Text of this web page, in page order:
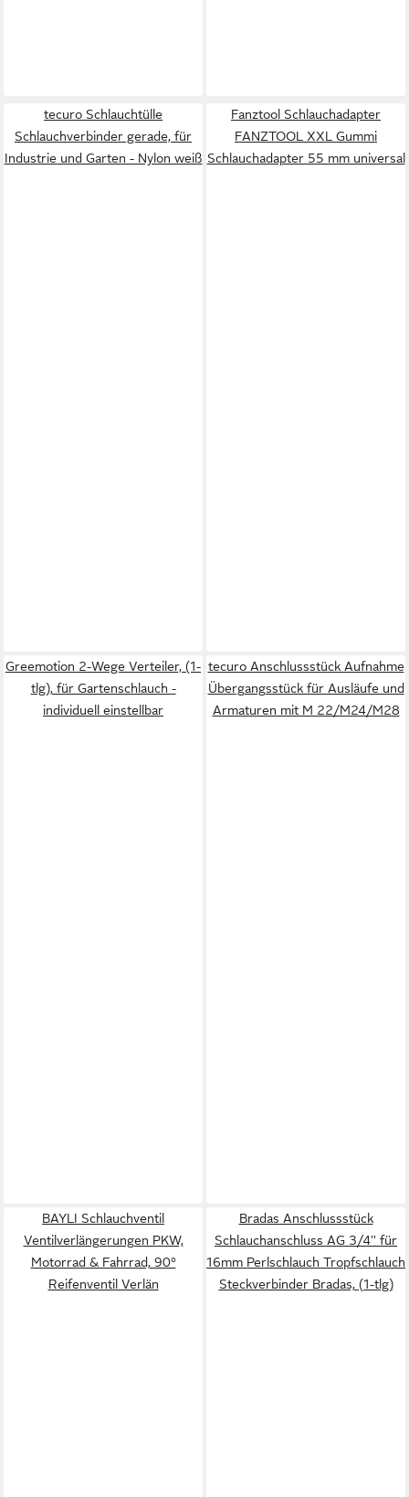
tecuro Schlauchtülle
Schlauchverbinder gerade, für
Industrie und Garten - Nylon weiß
Fanztool Schlauchadapter
FANZTOOL XXL Gummi
Schlauchadapter 55 mm universal
Greemotion 2-Wege Verteiler, (1-
tlg), für Gartenschlauch -
individuell einstellbar
tecuro Anschlussstück Aufnahme
Übergangsstück für Ausläufe und
Armaturen mit M 22/M24/M28
BAYLI Schlauchventil
Ventilverlängerungen PKW,
Motorrad & Fahrrad, 90°
Reifenventil Verlän
Bradas Anschlussstück
Schlauchanschluss AG 3/4'' für
16mm Perlschlauch Tropfschlauch
Steckverbinder Bradas, (1-tlg)